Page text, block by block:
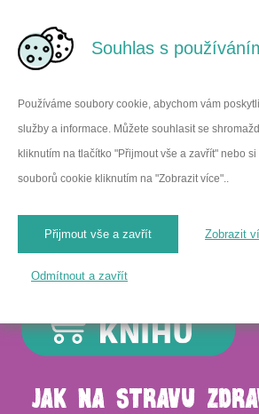
Souhlas s
Používáme soubory cookie, abychom vám
služby a informace. Můžete souhlasit se
kliknutím na tlačítko "Přijmout vše a zavřít" nebo
souborů cookie kliknutím na "Zobrazit více"..
Přijmout vše a zavřít Zobrazit
Odmítnout a zavřít
Autoři Ohlasy na knihu
05
Abych
hlady
JAK NA STRAVU